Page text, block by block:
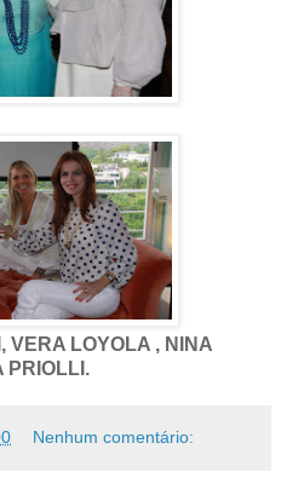
VERA LOYOLA , NINA
PRIOLLI.
Nenhum comentário: